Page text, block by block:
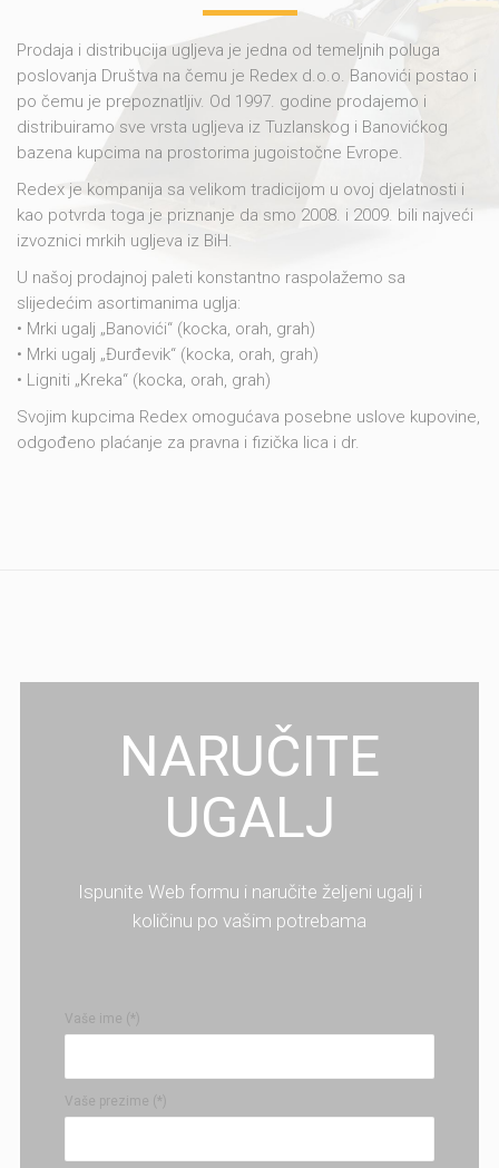
Prodaja i distribucija ugljeva je jedna od temeljnih poluga
poslovanja Društva na čemu je Redex d.o.o. Banovići postao i
po čemu je prepoznatljiv. Od 1997. godine prodajemo i
distribuiramo sve vrsta ugljeva iz Tuzlanskog i Banovićkog
bazena kupcima na prostorima jugoistočne Evrope.
Redex je kompanija sa velikom tradicijom u ovoj djelatnosti i
kao potvrda toga je priznanje da smo 2008. i 2009. bili najveći
izvoznici mrkih ugljeva iz BiH.
U našoj prodajnoj paleti konstantno raspolažemo sa
slijedećim asortimanima uglja:
• Mrki ugalj „Banovići“ (kocka, orah, grah)
• Mrki ugalj „Đurđevik“ (kocka, orah, grah)
• Ligniti „Kreka“ (kocka, orah, grah)
Svojim kupcima Redex omogućava posebne uslove kupovine,
odgođeno plaćanje za pravna i fizička lica i dr.
NARUČITE
UGALJ
Ispunite Web formu i naručite željeni ugalj i
količinu po vašim potrebama
Vaše ime (*)
Vaše prezime (*)